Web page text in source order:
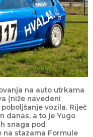
na auto utrkama
(niže navedeni
vozila. Riječ
danas, a to je Yugo
snaga pod
na stazama Formule